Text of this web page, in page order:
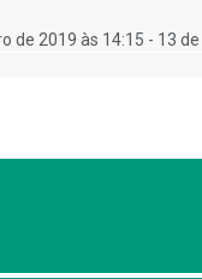
de 2019 às 14:15 - 13